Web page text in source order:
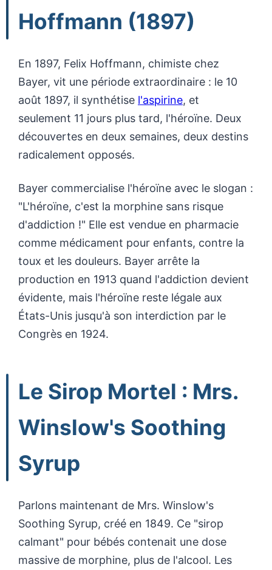
Hoffmann (1897)
En 1897, Felix Hoffmann, chimiste chez
Bayer, vit une période extraordinaire : le 10
août 1897, il synthétise l'aspirine, et
seulement 11 jours plus tard, l'héroïne. Deux
découvertes en deux semaines, deux destins
radicalement opposés.
Bayer commercialise l'héroïne avec le slogan :
"L'héroïne, c'est la morphine sans risque
d'addiction !" Elle est vendue en pharmacie
comme médicament pour enfants, contre la
toux et les douleurs. Bayer arrête la
production en 1913 quand l'addiction devient
évidente, mais l'héroïne reste légale aux
États-Unis jusqu'à son interdiction par le
Congrès en 1924.
Le Sirop Mortel : Mrs.
Winslow's Soothing
Syrup
Parlons maintenant de Mrs. Winslow's
Soothing Syrup, créé en 1849. Ce "sirop
calmant" pour bébés contenait une dose
massive de morphine, plus de l'alcool. Les